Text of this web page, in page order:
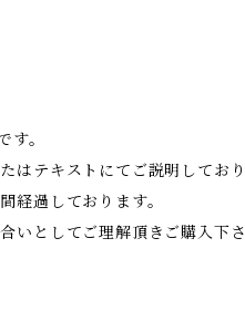
す。
はテキストにてご説明しており
経過しております。
いとしてご理解頂きご購入下さ